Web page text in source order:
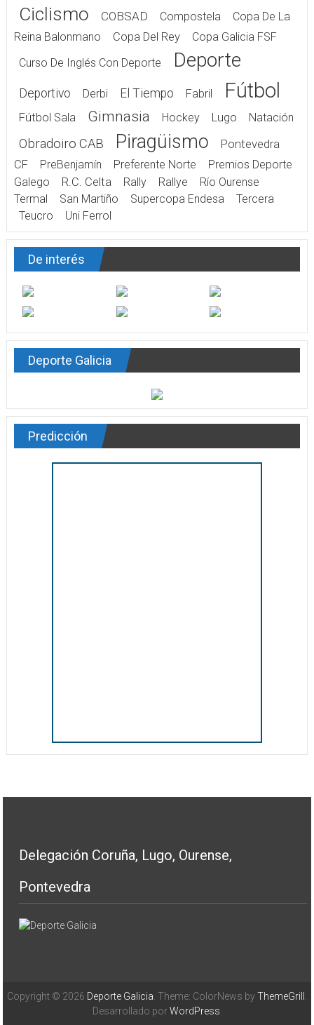
Ciclismo COBSAD Compostela
Copa De La
Reina Balonmano
Copa Del Rey
Copa Galicia FSF
Curso De Inglés Con Deporte
Deporte
Deportivo Derbi El Tiempo Fabril Fútbol
Fútbol Sala Gimnasia Hockey Lugo Natación
Obradoiro CAB Piragüismo
Pontevedra
CF
PreBenjamín Preferente Norte
Premios Deporte
Galego
R.C. Celta Rally Rallye
Río Ourense
Termal
San Martiño Supercopa Endesa
Tercera
Teucro
Uni Ferrol
De interés
Deporte Galicia
Predicción
Delegación Coruña, Lugo, Ourense,
Pontevedra
Copyright © 2026 Deporte Galicia . Theme: ColorNews byThemeGrill
Desarrollado porWordPress